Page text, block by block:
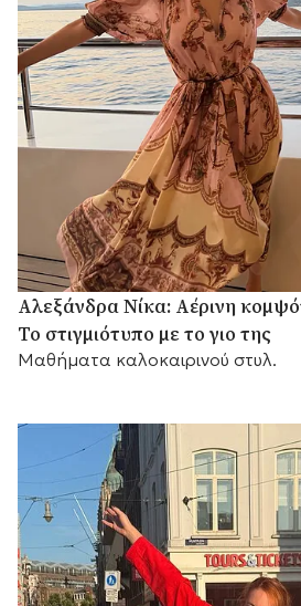
Αλεξάνδρα Νίκα: Αέρινη
Το στιγμιότυπο με το γιο της
Μαθήματα καλοκαιρινού στυλ.